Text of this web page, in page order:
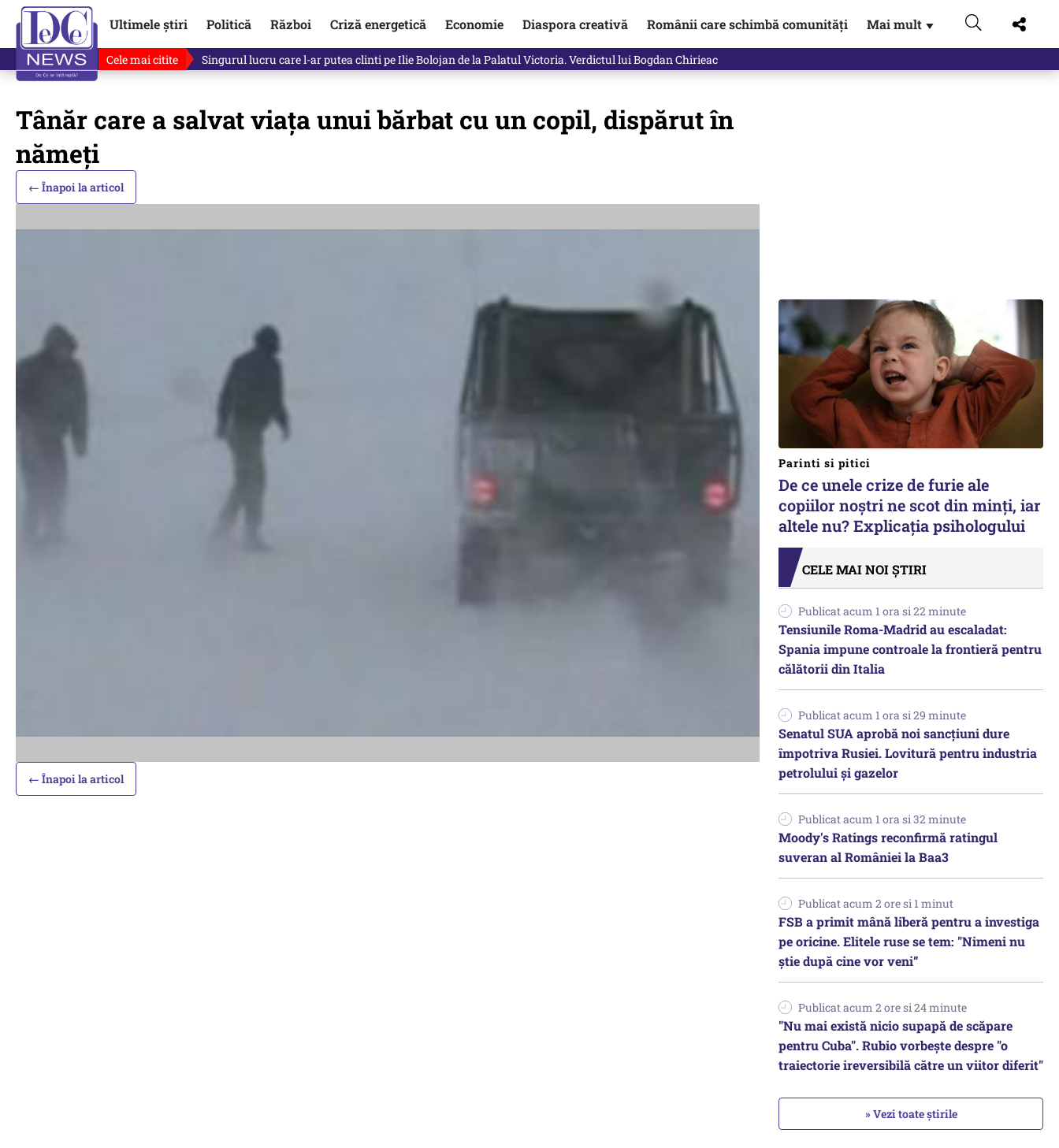
Ultimele știri Politică Război Criză energetică Economie Diaspora creativă Românii care schimbă comunități Mai mult ▼
Cele mai citite Singurul lucru care l-ar putea clinti pe Ilie Bolojan de la Palatul Victoria. Verdictul lui Bogdan Chirieac
Tânăr care a salvat viața unui bărbat cu un copil, dispărut în
nămeți
← Înapoi la articol
← Înapoi la articol
Parinti si pitici
De ce unele crize de furie ale
copiilor noștri ne scot din minți, iar
altele nu? Explicația psihologului
CELE MAI NOI ȘTIRI
Publicat acum 1 ora si 22 minute
Tensiunile Roma-Madrid au escaladat:
Spania impune controale la frontieră pentru
călătorii din Italia
Publicat acum 1 ora si 29 minute
Senatul SUA aprobă noi sancțiuni dure
împotriva Rusiei. Lovitură pentru industria
petrolului și gazelor
Publicat acum 1 ora si 32 minute
Moody's Ratings reconfirmă ratingul
suveran al României la Baa3
Publicat acum 2 ore si 1 minut
FSB a primit mână liberă pentru a investiga
pe oricine. Elitele ruse se tem: "Nimeni nu
știe după cine vor veni”
Publicat acum 2 ore si 24 minute
"Nu mai există nicio supapă de scăpare
pentru Cuba". Rubio vorbește despre "o
traiectorie ireversibilă către un viitor diferit"
» Vezi toate știrile